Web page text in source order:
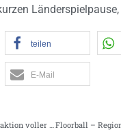
teilen
E-Mail
Christbaumsammelaktion voller Erfolg